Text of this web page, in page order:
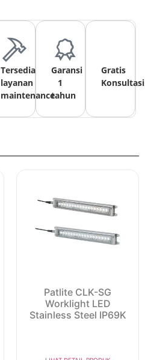
Tersedia
layanan
maintenance
Garansi
1
tahun
Gratis
Konsultasi
Patlite CLK-SG
Worklight LED
Stainless Steel IP69K